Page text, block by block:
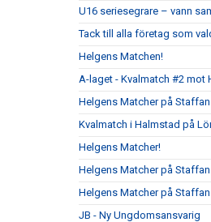
U16 seriesegrare – vann
Tack till alla företag som
Helgens Matchen!
A-laget - Kvalmatch #2 mot
Helgens Matcher på
Kvalmatch i Halmstad på
Helgens Matcher!
Helgens Matcher på
Helgens Matcher på
JB - Ny Ungdomsansvarig